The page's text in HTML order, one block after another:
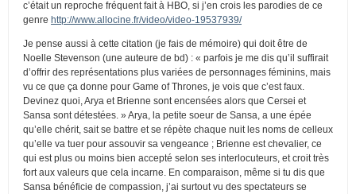
c’était un reproche fréquent fait à HBO, si j’en crois les parodies de ce
genre http://www.allocine.fr/video/video-19537939/
Je pense aussi à cette citation (je fais de mémoire) qui doit être de
Noelle Stevenson (une auteure de bd) : « parfois je me dis qu’il suffirait
d’offrir des représentations plus variées de personnages féminins, mais
vu ce que ça donne pour Game of Thrones, je vois que c’est faux.
Devinez quoi, Arya et Brienne sont encensées alors que Cersei et
Sansa sont détestées. » Arya, la petite soeur de Sansa, a une épée
qu’elle chérit, sait se battre et se répète chaque nuit les noms de celleux
qu’elle va tuer pour assouvir sa vengeance ; Brienne est chevalier, ce
qui est plus ou moins bien accepté selon ses interlocuteurs, et croit très
fort aux valeurs que cela incarne. En comparaison, même si tu dis que
Sansa bénéficie de compassion, j’ai surtout vu des spectateurs se